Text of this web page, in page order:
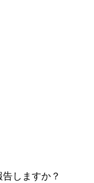
しますか？